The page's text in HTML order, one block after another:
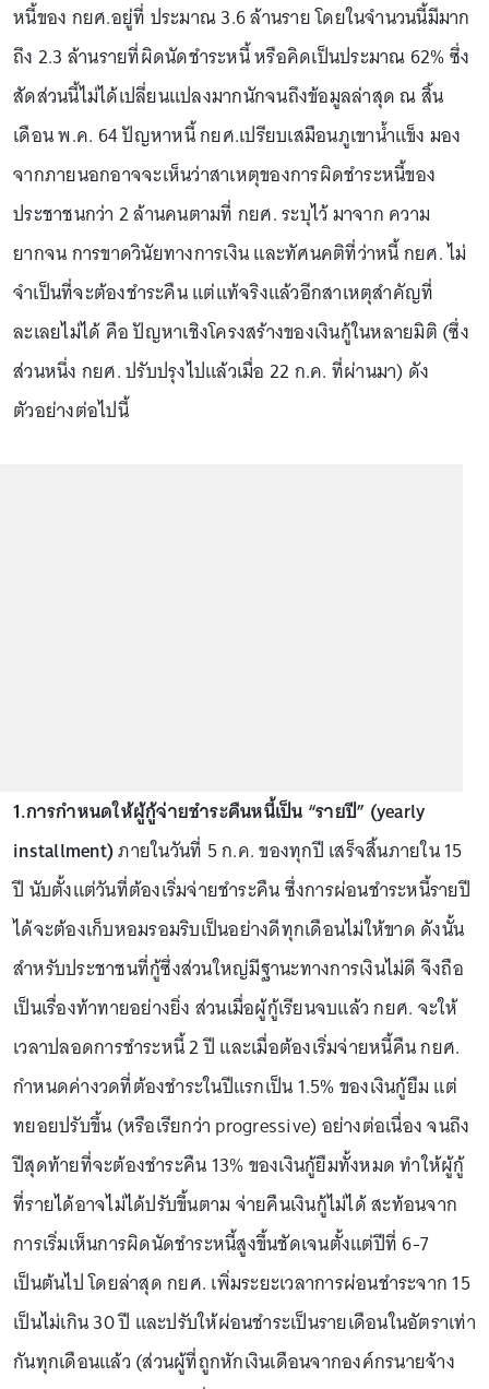
หนี้ของ กยศ.อยู่ที่ ประมาณ 3.6 ล้านราย โดยในจำนวนนี้มีมาก
ถึง 2.3 ล้านรายที่ผิดนัดชำระหนี้ หรือคิดเป็นประมาณ 62% ซึ่ง
สัดส่วนนี้ไม่ได้เปลี่ยนแปลงมากนักจนถึงข้อมูลล่าสุด ณ สิ้น
เดือน พ.ค. 64 ปัญหาหนี้ กยศ.เปรียบเสมือนภูเขาน้ำแข็ง มอง
จากภายนอกอาจจะเห็นว่าสาเหตุของการผิดชำระหนี้ของ
ประชาชนกว่า 2 ล้านคนตามที่ กยศ. ระบุไว้ มาจาก ความ
ยากจน การขาดวินัยทางการเงิน และทัศนคติที่ว่าหนี้ กยศ. ไม่
จำเป็นที่จะต้องชำระคืน แต่แท้จริงแล้วอีกสาเหตุสำคัญที่
ละเลยไม่ได้ คือ ปัญหาเชิงโครงสร้างของเงินกู้ในหลายมิติ (ซึ่ง
ส่วนหนึ่ง กยศ. ปรับปรุงไปแล้วเมื่อ 22 ก.ค. ที่ผ่านมา) ดัง
ตัวอย่างต่อไปนี้
1.การกำหนดให้ผู้กู้จ่ายชำระคืนหนี้เป็น “รายปี” (yearly
installment)ภายในวันที่ 5 ก.ค. ของทุกปี เสร็จสิ้นภายใน 15
ปี นับตั้งแต่วันที่ต้องเริ่มจ่ายชำระคืน ซึ่งการผ่อนชำระหนี้รายปี
ได้จะต้องเก็บหอมรอมริบเป็นอย่างดีทุกเดือนไม่ให้ขาด ดังนั้น
สำหรับประชาชนที่กู้ซึ่งส่วนใหญ่มีฐานะทางการเงินไม่ดี จึงถือ
เป็นเรื่องท้าทายอย่างยิ่ง ส่วนเมื่อผู้กู้เรียนจบแล้ว กยศ. จะให้
เวลาปลอดการชำระหนี้ 2 ปี และเมื่อต้องเริ่มจ่ายหนี้คืน กยศ.
กำหนดค่างวดที่ต้องชำระในปีแรกเป็น 1.5% ของเงินกู้ยืม แต่
ทยอยปรับขึ้น (หรือเรียกว่า progressive) อย่างต่อเนื่อง จนถึง
ปีสุดท้ายที่จะต้องชำระคืน 13% ของเงินกู้ยืมทั้งหมด ทำให้ผู้กู้
ที่รายได้อาจไม่ได้ปรับขึ้นตาม จ่ายคืนเงินกู้ไม่ได้ สะท้อนจาก
การเริ่มเห็นการผิดนัดชำระหนี้สูงขึ้นชัดเจนตั้งแต่ปีที่ 6-7
เป็นต้นไป โดยล่าสุด กยศ. เพิ่มระยะเวลาการผ่อนชำระจาก 15
เป็นไม่เกิน 30 ปี และปรับให้ผ่อนชำระเป็นรายเดือนในอัตราเท่า
กันทุกเดือนแล้ว (ส่วนผู้ที่ถูกหักเงินเดือนจากองค์กรนายจ้าง